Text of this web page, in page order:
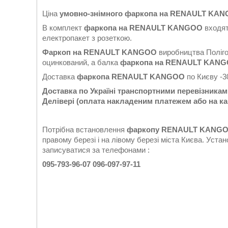
Ціна умовно-знімного фаркопа на RENAULT
В комплект фаркопа на RENAULT KANGOO
електропакет з розеткою.
Фаркоп на RENAULT KANGOO виробництва
оцинкований, а балка фаркопа на RENAULT
Доставка фаркопа RENAULT KANGOO по Києву -
Доставка по Україні транспортними
Делівері (оплата накладеним платежем або на
Потрібна встановлення фаркопу RENAULT
правому березі і на лівому березі міста Києва.
записуватися за телефонами :
095-793-96-07 096-097-97-11